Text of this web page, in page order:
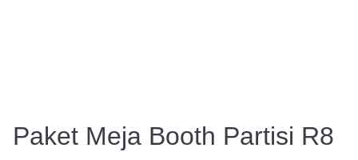
Paket Meja Booth Partisi R8